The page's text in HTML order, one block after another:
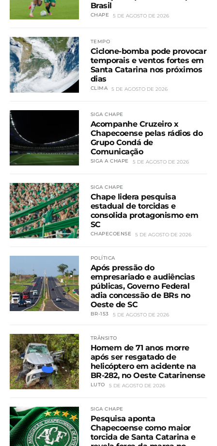
Brasil
CHAPE 5 DE AGOSTO DE 2026
TEMPO
Ciclone-bomba pode provocar
temporais e ventos fortes em
Santa Catarina nos próximos
dias
CLIMA 5 DE AGOSTO DE 2026
SIGA CHAPE
Acompanhe Cruzeiro x
Chapecoense pelas rádios do
Grupo Condá de
Comunicação
SIGA A CHAPE 5 DE AGOSTO DE 2026
SIGA CHAPE
Chape lidera pesquisa
estadual de torcidas e
consolida protagonismo em
SC
CHAPECOENSE 5 DE AGOSTO DE 2026
POLÍTICA
Após pressão do
empresariado e audiências
públicas, Governo Federal
adia concessão de BRs no
Oeste de SC
BR-153 5 DE AGOSTO DE 2026
TRÂNSITO
Homem de 71 anos morre
após ser resgatado de
helicóptero em acidente na
BR-282, no Oeste Catarinense
LUTO 5 DE AGOSTO DE 2026
SIGA CHAPE
Pesquisa aponta
Chapecoense como maior
torcida de Santa Catarina e